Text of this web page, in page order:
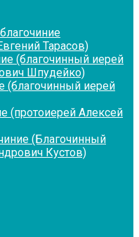
Тарасов)
(благочинный иерей
Шпудейко)
(благочинный иерей
(протоиерей Алексей
(Благочинный
Кустов)